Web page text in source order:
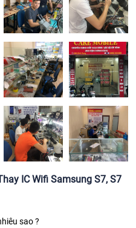
IC Wifi Samsung S7, S7
sao ?